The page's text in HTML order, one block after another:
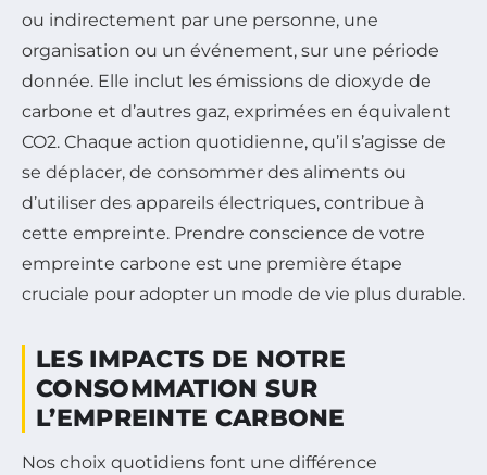
ou indirectement par une personne, une
organisation ou un événement, sur une période
donnée. Elle inclut les émissions de dioxyde de
carbone et d’autres gaz, exprimées en équivalent
CO2. Chaque action quotidienne, qu’il s’agisse de
se déplacer, de consommer des aliments ou
d’utiliser des appareils électriques, contribue à
cette empreinte. Prendre conscience de votre
empreinte carbone est une première étape
cruciale pour adopter un mode de vie plus durable.
LES IMPACTS DE NOTRE
CONSOMMATION SUR
L’EMPREINTE CARBONE
Nos choix quotidiens font une différence